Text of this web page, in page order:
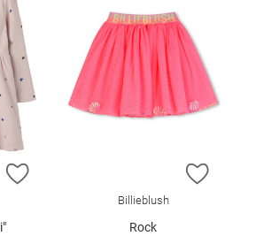
ZUR WUNSCHLISTE HINZUFÜGEN
ZUR
Billieblush
Rock